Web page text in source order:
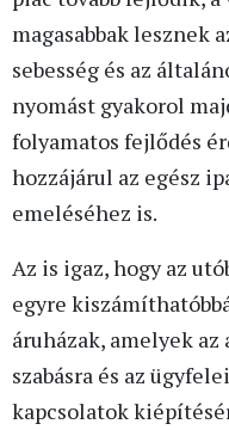
magasabbak lesznek
sebesség és az
nyomást gyakorol
folyamatos fejlődés
hozzájárul az egész
emeléséhez is.
Az is igaz, hogy az
egyre
áruházak, amelyek
szabásra és az
kapcsolatok